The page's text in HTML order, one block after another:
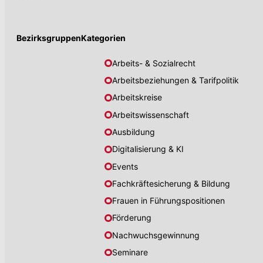
BezirksgruppenKategorien
Arbeits- & Sozialrecht
Arbeitsbeziehungen & Tarifpolitik
Arbeitskreise
Arbeitswissenschaft
Ausbildung
Digitalisierung & KI
Events
Fachkräftesicherung & Bildung
Frauen in Führungspositionen
Förderung
Nachwuchsgewinnung
Seminare